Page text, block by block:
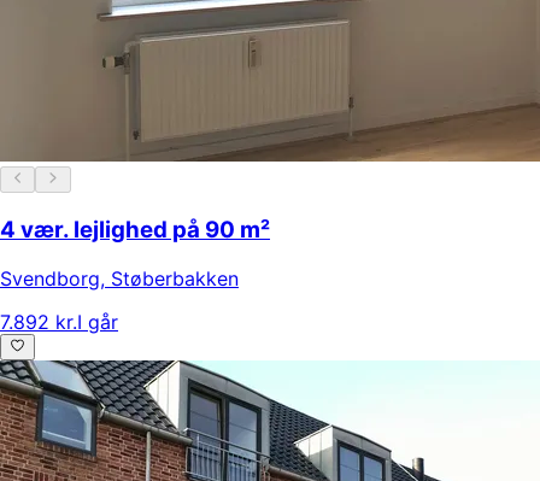
4 vær. lejlighed på 90 m²
Svendborg, Støberbakken
7.892 kr.I går